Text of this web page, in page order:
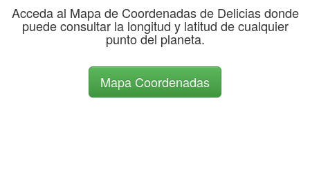
Acceda al Mapa de Coordenadas de Delicias donde
puede consultar la longitud y latitud de cualquier
punto del planeta.
Mapa Coordenadas